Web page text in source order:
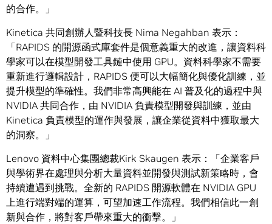
的合作。」
Kinetica 共同創辦人暨科技長 Nima Negahban 表示：
「RAPIDS 的開源函式庫套件是個意義重大的改進，讓資料科
學家可以在模型開發工具鏈中使用 GPU。資料科學家不需要
重新進行邏輯設計，RAPIDS 便可以大幅簡化與優化訓練，並
提升模型的準確性。我們非常高興能在 AI 普及化的過程中與
NVIDIA 共同合作，由 NVIDIA 負責模型開發與訓練，並由
Kinetica 負責模型的運作與發展，讓企業從資料中獲取最大
的洞察。」
Lenovo 資料中心集團總裁Kirk Skaugen 表示：「企業客戶
與學術界在處理與分析大量資料並開發與測試新策略時，會
持續遭遇到挑戰。全新的 RAPIDS 開源軟體在 NVIDIA GPU
上進行端對端的運算，可望加速工作流程。我們相信此一創
新與合作，將對客戶帶來重大的衝擊。」